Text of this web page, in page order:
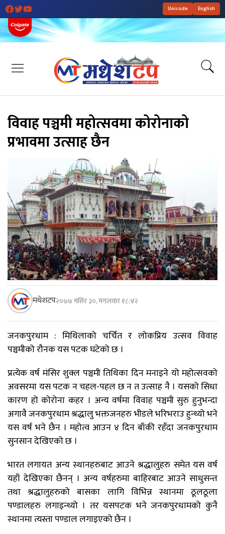
Unicode English
विवाह पञ्चमी महोत्सवमा कोरोनाको
प्रभावमा उत्साह छैन
मधेशटप२०७७ मंसिर ३०, मंगलवार १८:४२
जनकपुरधाम : मिथिलाको चर्चित र लोकप्रिय उत्सव विवाह
पञ्चमीको रौनक यस पटक घटेको छ ।
प्रत्येक वर्ष मंसिर शुक्ल पञ्चमी तिथिका दिन मनाइने यो महोत्सवको
अवसरमा यस पटक न चहल-पहल छ न त उत्साह नै । यसको सिधा
कारण हो कोरोना कहर । अन्य वर्षमा विवाह पञ्चमी सुरु हुनुभन्दा
अगावै जनकपुरधाम श्रद्धालु भक्तजनहरु भीडले भरिभराउ हुन्थ्यो भने
यस वर्ष भने छैन । महोत्व आउन ४ दिन बाँकी रहँदा जनकपुरधाम
सुनसान देखिएको छ ।
भारत लगायत अन्य स्थानहरुबाट आउने श्रद्धालुहरु समेत यस वर्ष
यहाँ देखिएका छैनन् । अन्य वर्षहरुमा बाहिरबाट आउने साधुसन्त
तथा श्रद्धालुहरुको बासका लागि विभिन्न स्थानमा ठूलठूला
पण्डालहरु लगाइन्थ्यो । तर यसपटक भने जनकपुरधामको कुनै
स्थानमा त्यस्ता पण्डाल लगाइएको छैन ।